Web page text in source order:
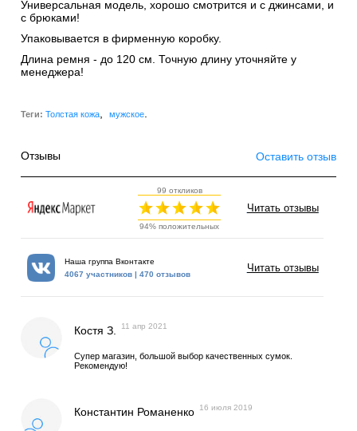
Универсальная модель, хорошо смотрится и с джинсами, и
с брюками!
Упаковывается в фирменную коробку.
Длина ремня - до 120 см. Точную длину уточняйте у
менеджера!
Теги: Толстая кожа мужское.
Отзывы Оставить отзыв
99 откликов
94% положительных
Читать отзывы
Наша группа Вконтакте
4067 участников | 470 отзывов
Читать отзывы
Костя З. 11 апр 2021
Супер магазин, большой выбор качественных сумок.
Рекомендую!
Константин Романенко 16 июля 2019